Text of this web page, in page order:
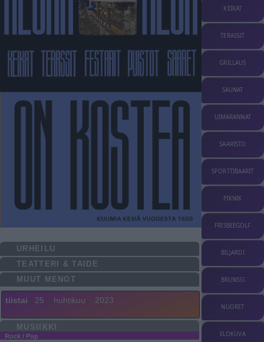
URHEILU
TEATTERI & TAIDE
MUUT MENOT
tiistai 25 huhtikuu 2023
MUSIIKKI
Rock / Pop
KEIKAT
TERASSIT
GRILLAUS
SAUNAT
UIMARANNAT
SAARISTO
SPORTTIBAARIT
PIKNIK
FRISBEEGOLF
BILJARDI
BRUNSSI
NUORET
ELOKUVA